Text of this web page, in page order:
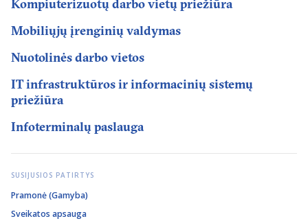
Kompiuterizuotų darbo vietų priežiūra
Mobiliųjų įrenginių valdymas
Nuotolinės darbo vietos
IT infrastruktūros ir informacinių sistemų
priežiūra
Infoterminalų paslauga
SUSIJUSIOS PATIRTYS
Pramonė (Gamyba)
Sveikatos apsauga